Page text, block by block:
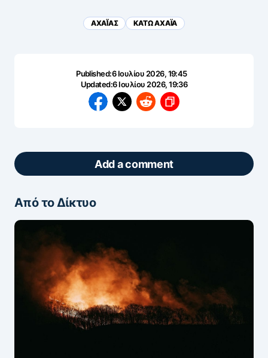
ΑΧΑΪ́ΑΣ ΚΑΤΩ ΑΧΑΪΑ
Published:6 Ιουλίου 2026, 19:45
Updated:6 Ιουλίου 2026, 19:36
Add a comment
ΖΩΝΤΑΝΆ ΣΧΌΛΙΑ
ΠΡΟΣΤΑΣΊΑ AI
Η ηλ. διεύθυνση σας δεν δημοσιεύεται.
Από το Δίκτυο